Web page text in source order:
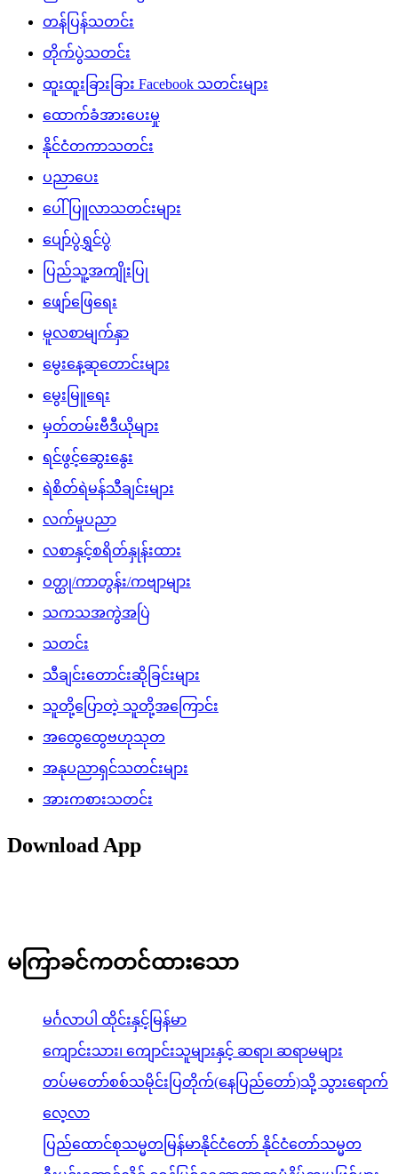
တန်ပြန်သတင်း
တိုက်ပွဲသတင်း
ထူးထူးခြားခြား Facebook သတင်းများ
ထောက်ခံအားပေးမှု
နိုင်ငံတကာသတင်း
ပညာပေး
ပေါ်ပြူလာသတင်းများ
ပျော်ပွဲရွှင်ပွဲ
ပြည်သူ့အကျိုးပြု
ဖျော်ဖြေရေး
မူလစာမျက်နှာ
မွေးနေ့ဆုတောင်းများ
မွေးမြူရေး
မှတ်တမ်းဗီဒီယိုများ
ရင်ဖွင့်ဆွေးနွေး
ရဲစိတ်ရဲမန်သီချင်းများ
လက်မှုပညာ
လစာနှင့်စရိတ်နှုန်းထား
ဝတ္ထု/ကာတွန်း/ကဗျာများ
သကသအကွဲအပြဲ
သတင်း
သီချင်းတောင်းဆိုခြင်းများ
သူတို့ပြောတဲ့ သူတို့အကြောင်း
အထွေထွေဗဟုသုတ
အနုပညာရှင်သတင်းများ
အားကစားသတင်း
Download App
မကြာခင်ကတင်ထားသော
မင်္ဂလာပါ ထိုင်းနှင့်မြန်မာ
ကျောင်းသား၊ ကျောင်းသူများနှင့် ဆရာ၊ ဆရာမများ
တပ်မတော်စစ်သမိုင်းပြတိုက်(နေပြည်တော်)သို့ သွားရောက်
လေ့လာ
ပြည်ထောင်စုသမ္မတမြန်မာနိုင်ငံတော် နိုင်ငံတော်သမ္မတ